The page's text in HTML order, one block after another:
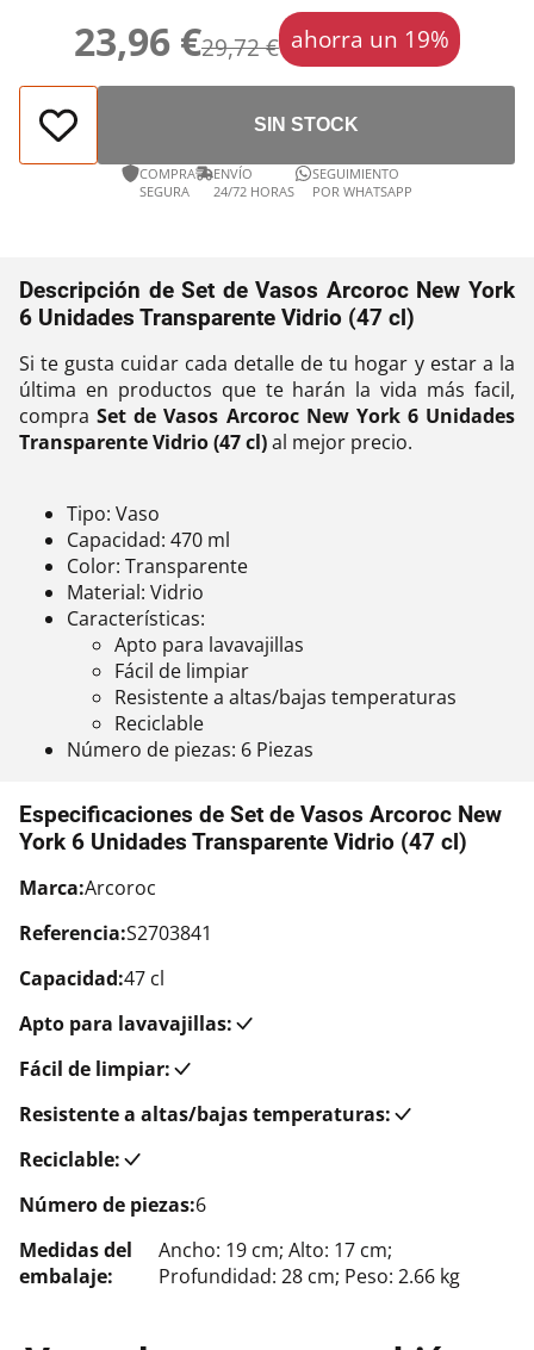
23,96 €29,72 € ahorra un 19%
SIN STOCK
COMPRA
SEGURA
ENVÍO
24/72 HORAS
SEGUIMIENTO
POR WHATSAPP
Descripción de Set de Vasos Arcoroc New York
6 Unidades Transparente Vidrio (47 cl)
Si te gusta cuidar cada detalle de tu hogar y estar a la
última en productos que te harán la vida más facil,
compraSet de Vasos Arcoroc New York 6 Unidades
Transparente Vidrio (47 cl)al mejor precio.
Tipo: Vaso
Capacidad: 470 ml
Color: Transparente
Material: Vidrio
Características:
Apto para lavavajillas
Fácil de limpiar
Resistente a altas/bajas temperaturas
Reciclable
Número de piezas: 6 Piezas
Especificaciones de Set de Vasos Arcoroc New
York 6 Unidades Transparente Vidrio (47 cl)
Marca:Arcoroc
Referencia:S2703841
Capacidad:47 cl
Apto para lavavajillas:
Fácil de limpiar:
Resistente a altas/bajas temperaturas:
Reciclable:
Número de piezas:6
Medidas del
embalaje:
Ancho: 19 cm; Alto: 17 cm;
Profundidad: 28 cm; Peso: 2.66 kg